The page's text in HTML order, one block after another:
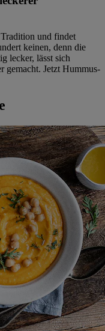
und findet
keinen, denn die
lecker, lässt sich
gemacht. Jetzt Hummus-